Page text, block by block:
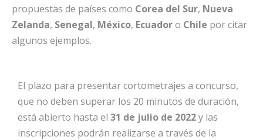
propuestas de países como Corea del Sur, Nueva
Zelanda, Senegal, México, Ecuadoro Chile por citar
algunos ejemplos.
El plazo para presentar cortometrajes a concurso,
que no deben superar los 20 minutos de duración,
está abierto hasta el 31 de julio de 2022y las
inscripciones podrán realizarse a través de la